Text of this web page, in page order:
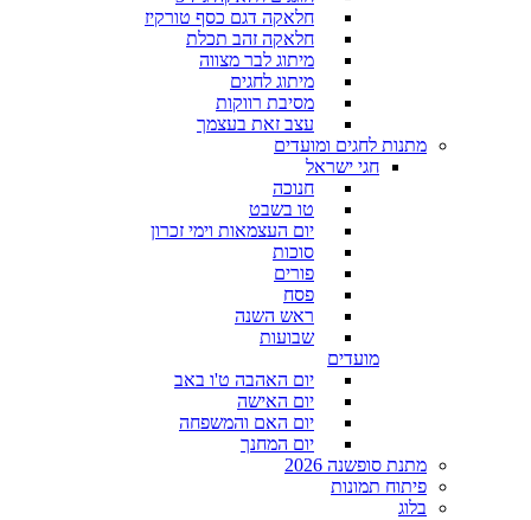
חלאקה דגם כסף טורקיז
חלאקה זהב תכלת
מיתוג לבר מצווה
מיתוג לחגים
מסיבת רווקות
עצב זאת בעצמך
מתנות לחגים ומועדים
חגי ישראל
חנוכה
טו בשבט
יום העצמאות וימי זכרון
סוכות
פורים
פסח
ראש השנה
שבועות
מועדים
יום האהבה ט'ו באב
יום האישה
יום האם והמשפחה
יום המחנך
מתנת סופשנה 2026
פיתוח תמונות
בלוג